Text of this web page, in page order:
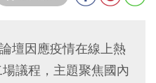
壇因應疫情在線上熱
議程，主題聚焦國內